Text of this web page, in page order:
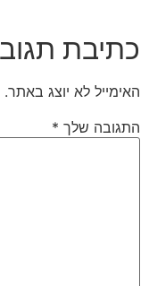
כתיבת
האימייל לא יוצג באתר.
התגובה שלך *